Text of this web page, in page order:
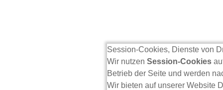
Session-Cookies, Dienste von
Wir nutzen Session-Cookies
Betrieb der Seite und werden
Wir bieten auf unserer Website